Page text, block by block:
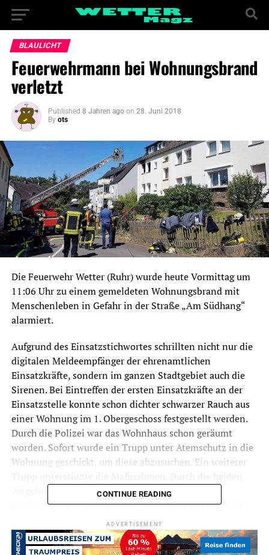
BLAULICHT
Feuerwehrmann bei Wohnungsbrand
verletzt
Published 8 Jahren ago on 28. Juni 2018
By ots
Die Feuerwehr Wetter (Ruhr) wurde heute Vormittag um
11:06 Uhr zu einem gemeldeten Wohnungsbrand mit
Menschenleben in Gefahr in der Straße „Am Südhang“
alarmiert.
Aufgrund des Einsatzstichwortes schrillten nicht nur die
digitalen Meldeempfänger der ehrenamtlichen
Einsatzkräfte, sondern im ganzen Stadtgebiet auch die
Sirenen. Bei Eintreffen der ersten Einsatzkräfte an der
Einsatzstelle konnte schon dichter schwarzer Rauch aus
einer Wohnung im 1. Obergeschoss festgestellt werden.
Durch die Polizei war das Wohnhaus schon geräumt
worden. Sofort wurde ein Trupp unter Atemschutz in die
Wohnung geschickt, um diese abzusuchen. Ein weiterer
vorgehenden Trupps konnte allerdings schnell
Entwarnung gegeben werden, die Person war nicht zu
Hause, sondern war durch die Polizei auf der
Arbeitsstelle erreicht worden.
CONTINUE READING
ADVERTISEMENT